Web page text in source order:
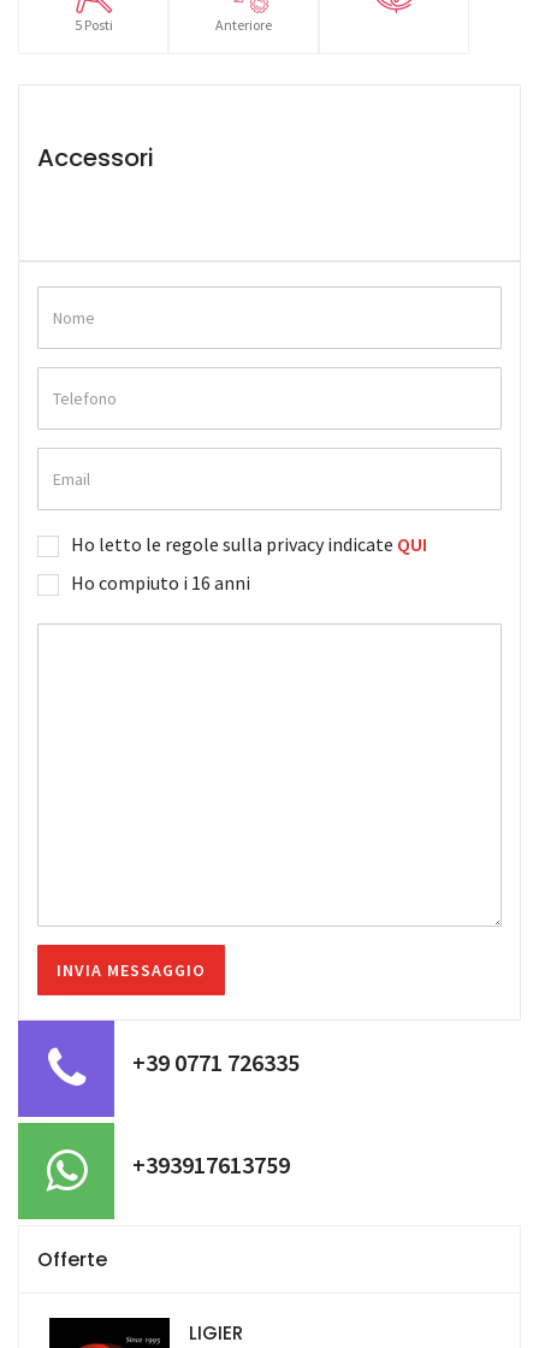
5 Posti Anteriore
Accessori
Ho letto le regole sulla privacy indicate QUI
Ho compiuto i 16 anni
+39 0771 726335
+393917613759
Offerte
LIGIER